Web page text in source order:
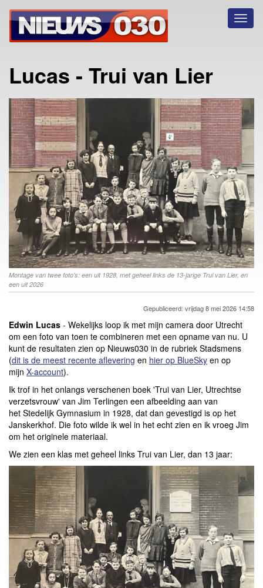
Lucas - Trui van Lier
Montage van twee foto's: een uit 1928, met geheel links de 13-jarige Trui van Lier, en
een uit 2026
Gepubliceerd: vrijdag 8 mei 2026 14:58
Edwin Lucas - Wekelijks loop ik met mijn camera door Utrecht
om een foto van toen te combineren met een opname van nu. U
kunt de resultaten zien op Nieuws030 in de rubriek Stadsmens
(dit is de meest recente aflevering en hier op BlueSky en op
mijn X-account).
Ik trof in het onlangs verschenen boek 'Trui van Lier, Utrechtse
verzetsvrouw' van Jim Terlingen een afbeelding aan van
het Stedelijk Gymnasium in 1928, dat dan gevestigd is op het
Janskerkhof. Die foto wilde ik wel in het echt zien en ik vroeg Jim
om het originele materiaal.
We zien een klas met geheel links Trui van Lier, dan 13 jaar: